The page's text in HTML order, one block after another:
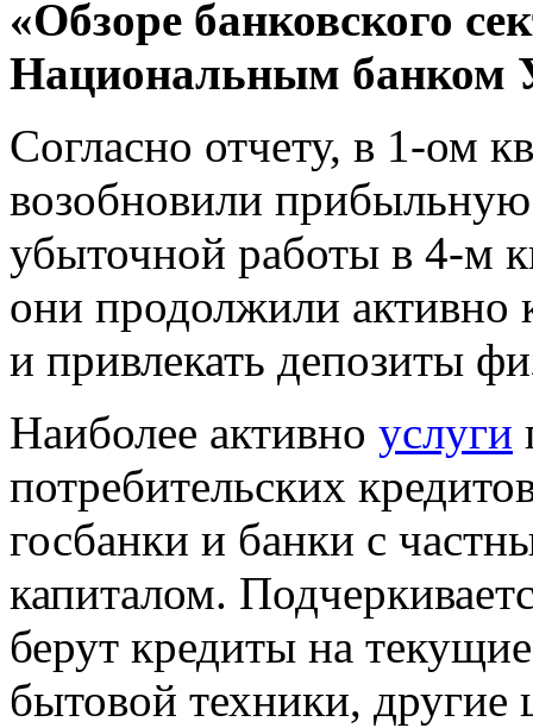
«Обзоре банковского
Национальным банком
Согласно отчету, в 1-ом
возобновили прибыльную
убыточной работы в 4-м
они продолжили активно
и привлекать депозиты
Наиболее активно услуги
потребительских
госбанки и банки с
капиталом.
берут кредиты на
бытовой техники, другие